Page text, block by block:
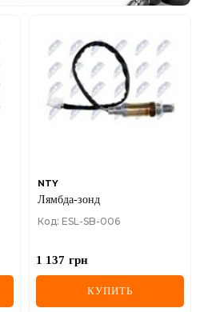
NTY
Лямбда-зонд
Код: ESL-SB-006
1 137 грн
КУПИТЬ